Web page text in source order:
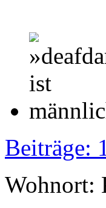
Beiträge:
Wohnort: